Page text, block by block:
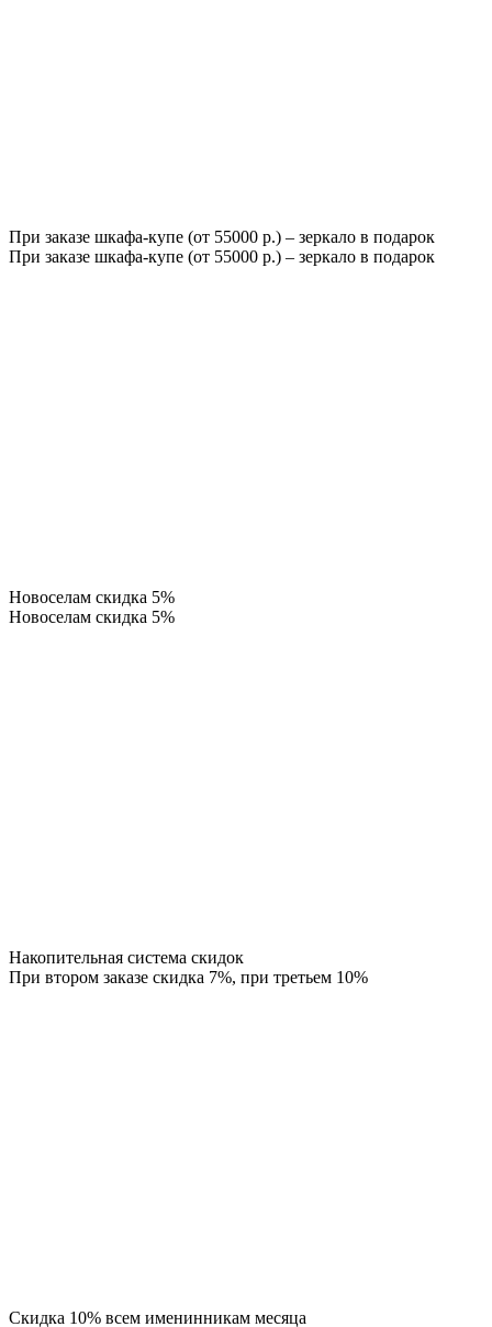
При заказе шкафа-купе (от 55000 р.) – зеркало в подарок
При заказе шкафа-купе (от 55000 р.) – зеркало в подарок
Новоселам скидка 5%
Новоселам скидка 5%
Накопительная система скидок
При втором заказе скидка 7%, при третьем 10%
Скидка 10% всем именинникам месяца